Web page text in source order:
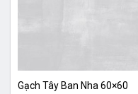
Gạch Tây Ban Nha 60×60